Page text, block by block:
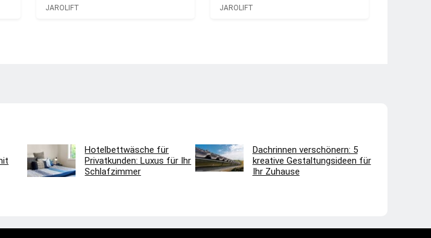
JAROLIFT
JAROLIFT
JAROLIFT
Hotelbettwäsche für
Privatkunden: Luxus für Ihr
Schlafzimmer
Dachrinnen verschönern: 5
kreative Gestaltungsideen für
Ihr Zuhause